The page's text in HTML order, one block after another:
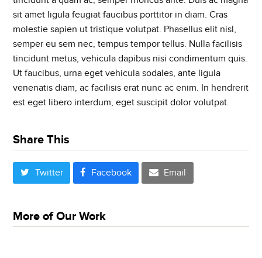
sit amet ligula feugiat faucibus porttitor in diam. Cras
molestie sapien ut tristique volutpat. Phasellus elit nisl,
semper eu sem nec, tempus tempor tellus. Nulla facilisis
tincidunt metus, vehicula dapibus nisi condimentum quis.
Ut faucibus, urna eget vehicula sodales, ante ligula
venenatis diam, ac facilisis erat nunc ac enim. In hendrerit
est eget libero interdum, eget suscipit dolor volutpat.
Share This
Twitter Facebook Email
More of Our Work